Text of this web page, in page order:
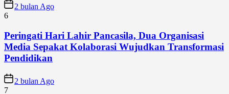
2 bulan Ago
6
Peringati Hari Lahir Pancasila, Dua Organisasi
Media Sepakat Kolaborasi Wujudkan Transformasi
Pendidikan
2 bulan Ago
7